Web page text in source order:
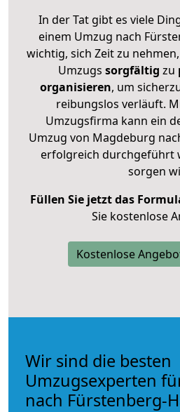
In der Tat gibt es viele
einem Umzug nach
wichtig, sich Zeit zu
Umzugs sorgfältig zu
organisieren, um
reibungslos verläuft.
Umzugsfirma kann ein
Umzug von Magdeburg
erfolgreich durchgeführt
sorgen
Füllen Sie jetzt das
Sie kostenlose
Kostenlose
Wir sind die besten
Umzugsexperten
nach Fürstenberg-